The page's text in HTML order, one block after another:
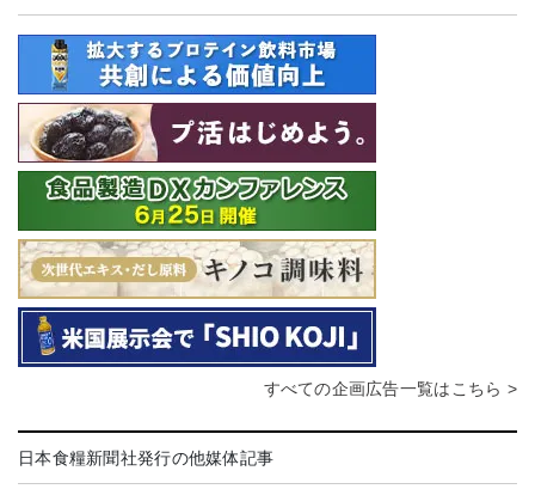
すべての企画広告一覧はこちら >
日本食糧新聞社発行の他媒体記事